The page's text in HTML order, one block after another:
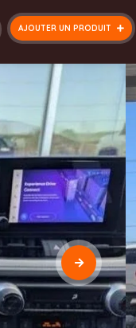
AJOUTER UN PRODUIT